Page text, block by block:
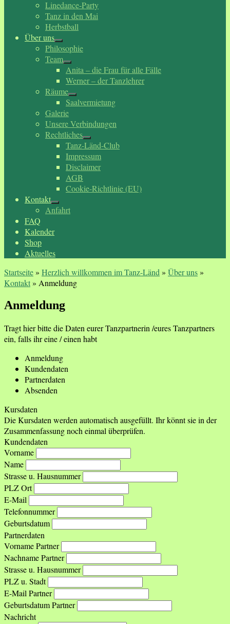
Linedance-Party
Tanz in den Mai
Herbstball
Über uns
Philosophie
Team
Anita – die Frau für alle Fälle
Werner – der Tanzlehrer
Räume
Saalvermietung
Galerie
Unsere Verbindungen
Rechtliches
Tanz-Länd-Club
Impressum
Disclaimer
AGB
Cookie-Richtlinie (EU)
Kontakt
Anfahrt
FAQ
Kalender
Shop
Aktuelles
Startseite» Herzlich willkommen im Tanz-Länd » Über uns»
Kontakt» Anmeldung
Anmeldung
Tragt hier bitte die Daten eurer Tanzpartnerin /eures Tanzpartners
ein, falls ihr eine / einen habt
Anmeldung
Kundendaten
Partnerdaten
Absenden
Kursdaten
Die Kursdaten werden automatisch ausgefüllt. Ihr könnt sie in der
Zusammenfassung noch einmal überprüfen.
Kundendaten
Vorname
Name
Strasse u. Hausnummer
PLZ Ort
E-Mail
Telefonnummer
Geburtsdatum
Partnerdaten
Vorname Partner
Nachname Partner
Strasse u. Hausnummer
PLZ u. Stadt
E-Mail Partner
Geburtsdatum Partner
Nachricht